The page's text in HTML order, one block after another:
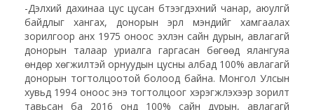
-Дэлхий дахинаа цус цусан бүтээгдэхүүний чанар, аюулгүй
байдлыг хангах, донорын эрүүл мэндийг хамгаалах
зорилгоор анх 1975 оноос эхлэн сайн дурын, авлагагүй
донорын талаар уриалга гаргасан бөгөөд ялангуяа
өндөр хөгжилтэй орнуудын цусны албад 100% авлагагүй
донорын тогтолцоотой болоод байна. Монгол Улсын
хувьд 1994 оноос энэ тогтолцоог хэрэгжүүлэхээр зорилт
тавьсан ба 2016 онд 100% сайн дурын, авлагагүй